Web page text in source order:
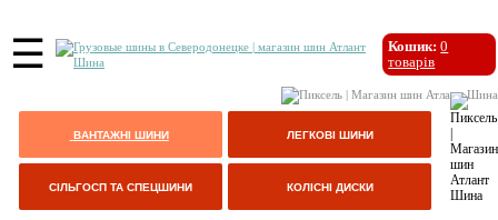
☰ Кошик: 0
товарів
ВАНТАЖНІ ШИНИ ЛЕГКОВІ ШИНИ
СІЛЬГОСП ТА СПЕЦШИНИ КОЛІСНІ ДИСКИ